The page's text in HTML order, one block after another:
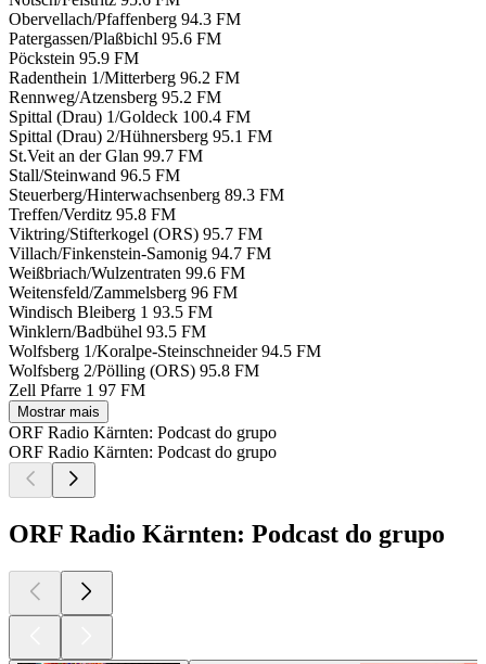
Obervellach/Pfaffenberg 94.3 FM
Patergassen/Plaßbichl 95.6 FM
Pöckstein 95.9 FM
Radenthein 1/Mitterberg 96.2 FM
Rennweg/Atzensberg 95.2 FM
Spittal (Drau) 1/Goldeck 100.4 FM
Spittal (Drau) 2/Hühnersberg 95.1 FM
St.Veit an der Glan 99.7 FM
Stall/Steinwand 96.5 FM
Steuerberg/Hinterwachsenberg 89.3 FM
Treffen/Verditz 95.8 FM
Viktring/Stifterkogel (ORS) 95.7 FM
Villach/Finkenstein-Samonig 94.7 FM
Weißbriach/Wulzentraten 99.6 FM
Weitensfeld/Zammelsberg 96 FM
Windisch Bleiberg 1 93.5 FM
Winklern/Badbühel 93.5 FM
Wolfsberg 1/Koralpe-Steinschneider 94.5 FM
Wolfsberg 2/Pölling (ORS) 95.8 FM
Zell Pfarre 1 97 FM
Mostrar mais
ORF Radio Kärnten: Podcast do grupo
ORF Radio Kärnten: Podcast do grupo
ORF Radio Kärnten: Podcast do grupo